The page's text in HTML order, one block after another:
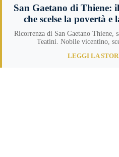
San Gaetano di Thiene:
che scelse la povertà e
Ricorrenza di San Gaetano Thiene,
Teatini. Nobile vicentino,
LEGGI LA